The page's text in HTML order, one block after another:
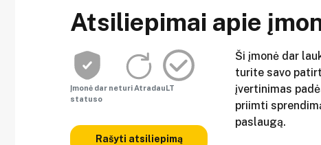
Atsiliepimai apie
Įmonė dar neturi AtradauLT
statuso
Rašyti atsiliepimą
Ši įmonė dar
turite savo
įvertinimas
priimti
paslaugą.